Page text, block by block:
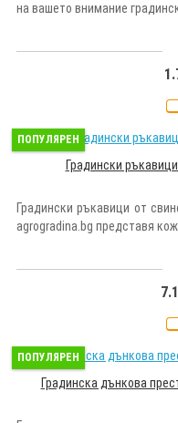
на вашето внимание
ПОПУЛЯРЕН
Градински
Градински ръкавици от
agrogradina.bg представя
ПОПУЛЯРЕН
Градинска дънкова